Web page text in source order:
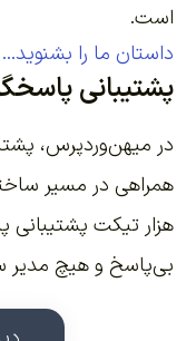
است.
داستان ما را بشنوید...
پشتیبانی
در میهن‌وردپرس،
هزار تیکت
بی‌پاسخ و هیچ مدیر